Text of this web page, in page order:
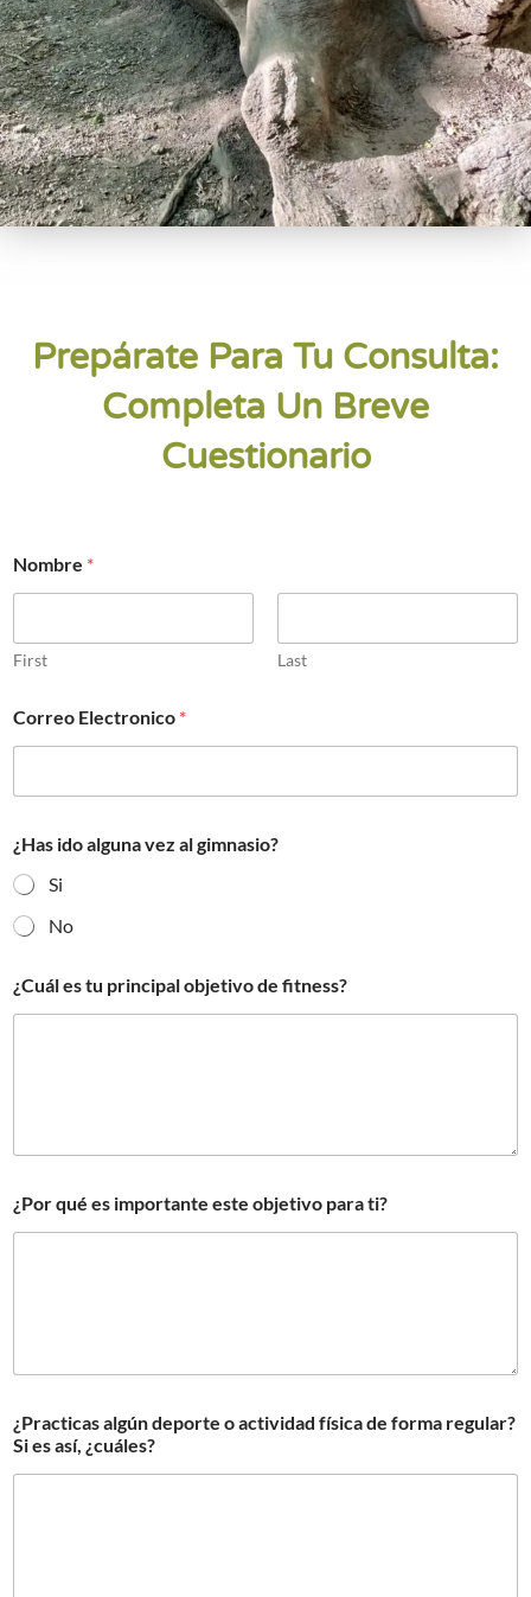
Prepárate Para Tu Consulta:
Completa Un Breve
Cuestionario
Nombre *
First Last
Correo Electronico *
s
,
¿
H
s
?
¿Has ido alguna vez al gimnasio?
Si
No
¿Cuál es tu principal objetivo de fitness?
¿Por qué es importante este objetivo para ti?
¿Practicas algún deporte o actividad física de forma regular?
Si es así, ¿cuáles?